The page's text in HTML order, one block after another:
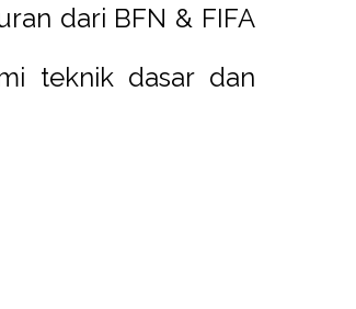
dari BFN & FIFA
teknik dasar dan